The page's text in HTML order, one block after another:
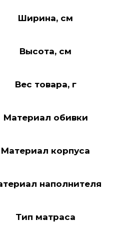
Ширина, см
Высота, см
Вес товара, г
Материал обивки
Материал корпуса
наполнителя
Тип матраса